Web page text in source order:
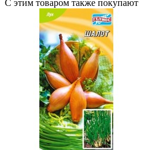
С этим товаром также покупают